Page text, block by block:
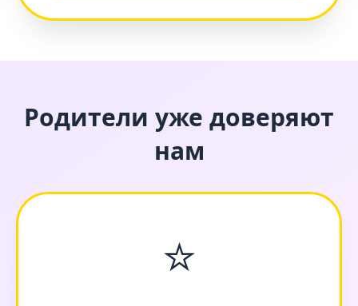
Родители уже доверяют
нам
⭐